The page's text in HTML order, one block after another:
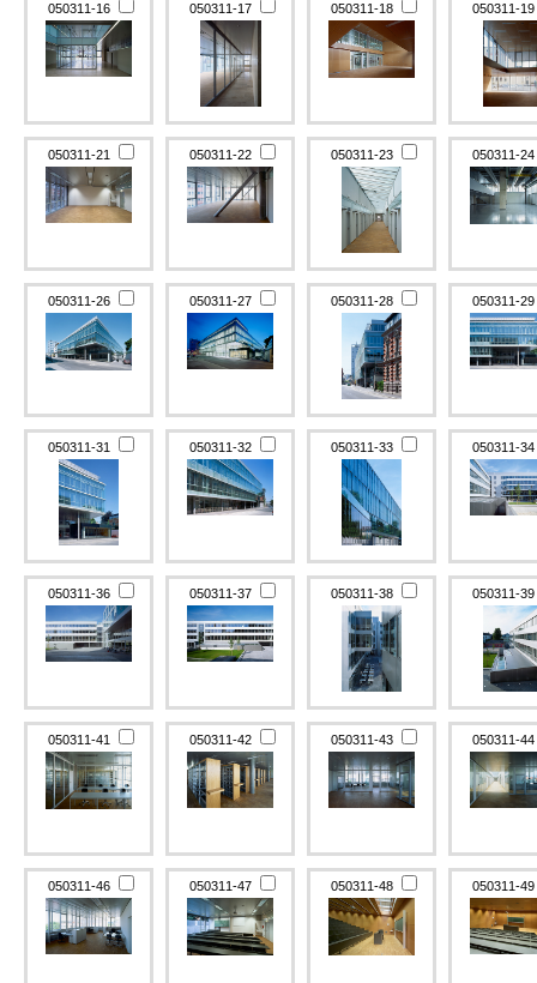
050311-16 050311-17 050311-18 050311-19
050311-21 050311-22 050311-23 050311-24
050311-26 050311-27 050311-28 050311-29
050311-31 050311-32 050311-33 050311-34
050311-36 050311-37 050311-38 050311-39
050311-41 050311-42 050311-43 050311-44
050311-46 050311-47 050311-48 050311-49